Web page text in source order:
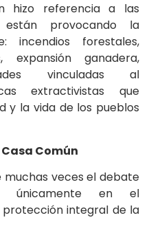
hizo referencia a las
provocando la
incendios forestales,
expansión ganadera,
vinculadas al
extractivistas que
y la vida de los pueblos
Común
muchas veces el debate
únicamente en el
integral de la